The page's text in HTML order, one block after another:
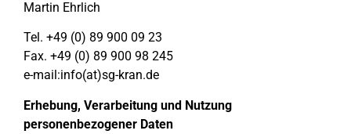
Martin Ehrlich
Tel. +49 (0) 89 900 09 23
Fax. +49 (0) 89 900 98 245
e-mail:info(at)sg-kran.de
Erhebung, Verarbeitung und Nutzung
personenbezogener Daten